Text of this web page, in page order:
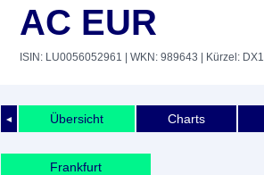
AC EUR
ISIN: LU0056052961 | WKN: 989643 | Kürzel: DX1
◄ Übersicht Charts
Frankfurt